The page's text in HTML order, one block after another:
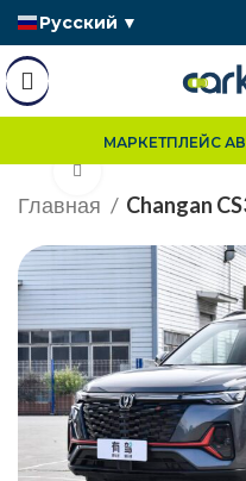
Русский ▼
МАРКЕТПЛЕЙС
Главная Changan